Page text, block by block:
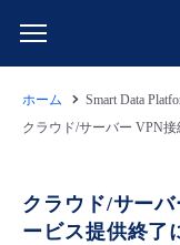
クラウド/サ
データ利活用
料金情報
ホーム Smart Data
クラウド/サーバー VPN
クラウド/サー
ービス提供終了